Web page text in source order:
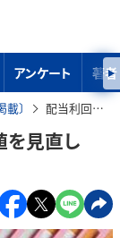
アンケート 著者
〕 配当利回り7.7％、JT株の投資価値を見直し
を見直し